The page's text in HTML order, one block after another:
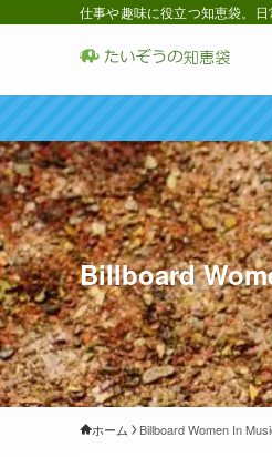
仕事や趣味に役立つ知恵袋。
Billboard
ホーム Billboard Women In